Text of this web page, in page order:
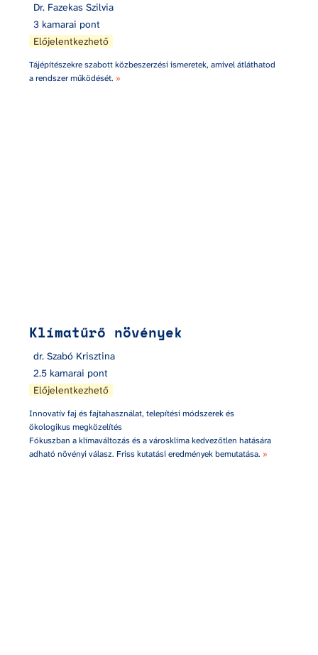
Dr. Fazekas Szilvia
3 kamarai pont
Előjelentkezhető
Tájépítészekre szabott közbeszerzési ismeretek, amivel átláthatod
a rendszer működését. »
Klímatűrő növények
dr. Szabó Krisztina
2.5 kamarai pont
Előjelentkezhető
Innovatív faj és fajtahasználat, telepítési módszerek és
ökologikus megközelítés
Fókuszban a klímaváltozás és a városklíma kedvezőtlen hatására
adható növényi válasz. Friss kutatási eredmények bemutatása. »